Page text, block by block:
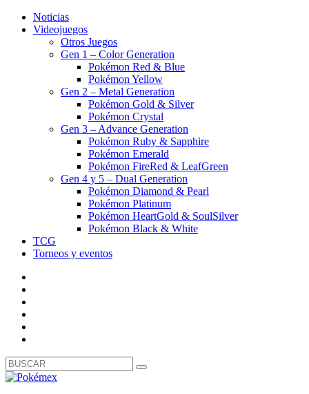
Noticias
Videojuegos
Otros Juegos
Gen 1 – Color Generation
Pokémon Red & Blue
Pokémon Yellow
Gen 2 – Metal Generation
Pokémon Gold & Silver
Pokémon Crystal
Gen 3 – Advance Generation
Pokémon Ruby & Sapphire
Pokémon Emerald
Pokémon FireRed & LeafGreen
Gen 4 y 5 – Dual Generation
Pokémon Diamond & Pearl
Pokémon Platinum
Pokémon HeartGold & SoulSilver
Pokémon Black & White
TCG
Torneos y eventos